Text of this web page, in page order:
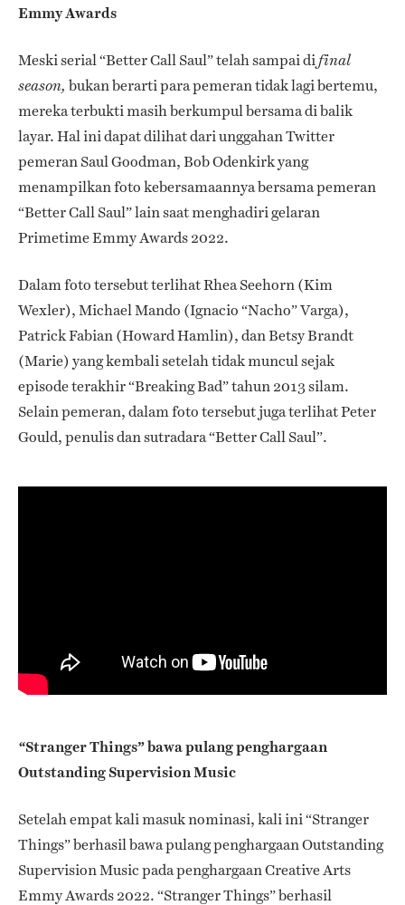
Emmy Awards
Meski serial “Better Call Saul”telah sampai di final
season, bukan berarti para pemeran tidak lagi bertemu,
mereka terbukti masih berkumpul bersama di balik
layar. Hal ini dapat dilihat dari unggahan Twitter
pemeran Saul Goodman, Bob Odenkirk yang
menampilkan foto kebersamaannya bersama pemeran
“Better Call Saul”lain saat menghadiri gelaran
Primetime Emmy Awards 2022.
Dalam foto tersebut terlihat Rhea Seehorn (Kim
Wexler), Michael Mando (Ignacio “Nacho” Varga),
Patrick Fabian (Howard Hamlin), dan Betsy Brandt
(Marie) yang kembali setelah tidak muncul sejak
episode terakhir “Breaking Bad” tahun 2013 silam.
Selain pemeran, dalam foto tersebut juga terlihat Peter
Gould, penulis dan sutradara “Better Call Saul”.
“Stranger Things”bawa pulang penghargaan
Outstanding Supervision Music
Setelah empat kali masuk nominasi, kali ini “Stranger
Things”berhasil bawa pulang penghargaan Outstanding
Supervision Music pada penghargaan Creative Arts
Emmy Awards 2022. “Stranger Things” berhasil